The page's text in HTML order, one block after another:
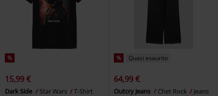
%
15,99 €
Dark Side Star Wars T-Shirt
% Quasi esaurito
64,99 €
Outcry Jeans Chet Rock Jeans